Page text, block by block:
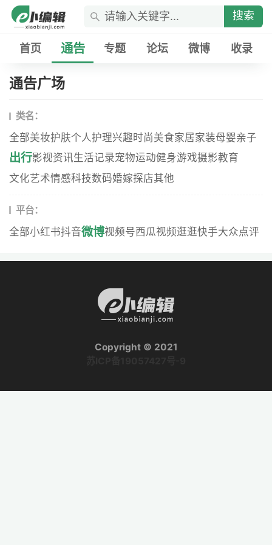
搜索
首页 通告 专题 论坛 微博 收录
通告广场
类名：
全部美妆护肤个人护理兴趣时尚美食家居家装母婴亲子
出行影视资讯生活记录宠物运动健身游戏摄影教育
文化艺术情感科技数码婚嫁探店其他
平台：
全部小红书抖音微博视频号西瓜视频逛逛快手大众点评
Copyright © 2021